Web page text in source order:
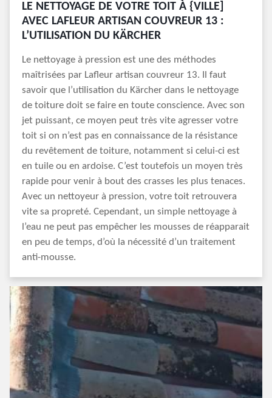
LE NETTOYAGE DE VOTRE TOIT À {VILLE]
AVEC LAFLEUR ARTISAN COUVREUR 13 :
L’UTILISATION DU KÄRCHER
Le nettoyage à pression est une des méthodes
maîtrisées par Lafleur artisan couvreur 13. Il faut
savoir que l’utilisation du Kärcher dans le nettoyage
de toiture doit se faire en toute conscience. Avec son
jet puissant, ce moyen peut très vite agresser votre
toit si on n’est pas en connaissance de la résistance
du revêtement de toiture, notamment si celui-ci est
en tuile ou en ardoise. C’est toutefois un moyen très
rapide pour venir à bout des crasses les plus tenaces.
Avec un nettoyeur à pression, votre toit retrouvera
vite sa propreté. Cependant, un simple nettoyage à
l’eau ne peut pas empêcher les mousses de réapparait
en peu de temps, d’où la nécessité d’un traitement
anti-mousse.